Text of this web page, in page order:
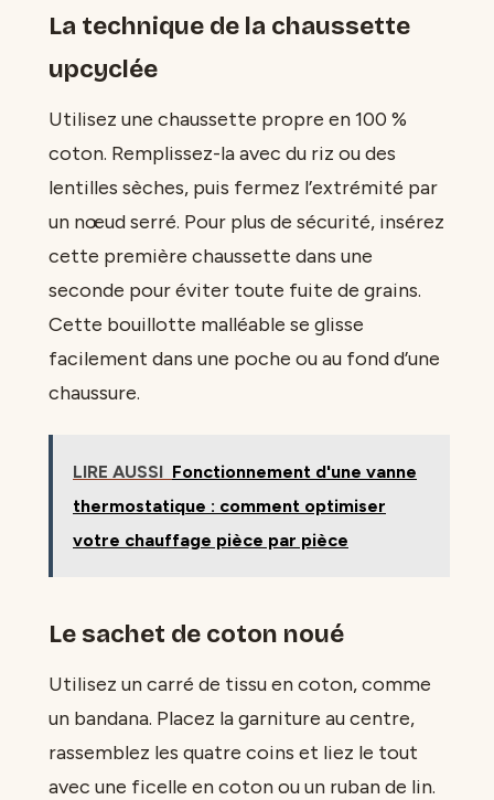
La technique de la chaussette
upcyclée
Utilisez une chaussette propre en 100 %
coton. Remplissez-la avec du riz ou des
lentilles sèches, puis fermez l’extrémité par
un nœud serré. Pour plus de sécurité, insérez
cette première chaussette dans une
seconde pour éviter toute fuite de grains.
Cette bouillotte malléable se glisse
facilement dans une poche ou au fond d’une
chaussure.
LIRE AUSSI Fonctionnement d'une vanne
thermostatique : comment optimiser
votre chauffage pièce par pièce
Le sachet de coton noué
Utilisez un carré de tissu en coton, comme
un bandana. Placez la garniture au centre,
rassemblez les quatre coins et liez le tout
avec une ficelle en coton ou un ruban de lin.